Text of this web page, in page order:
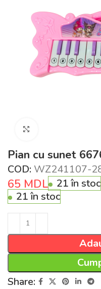
Pian cu sunet
COD: WZ241107-
65 MDL
21 în stoc
21 în stoc
Share: